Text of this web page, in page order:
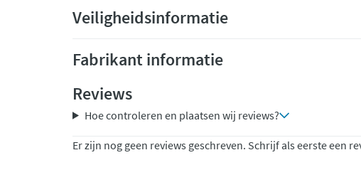
Veiligheidsinformatie
Fabrikant informatie
Reviews
Hoe controleren en plaatsen wij reviews?
Er zijn nog geen reviews geschreven. Schrijf als eerste een